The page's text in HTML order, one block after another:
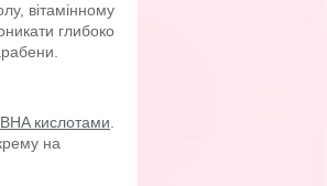
вітамінному
глибоко
кислотами
на